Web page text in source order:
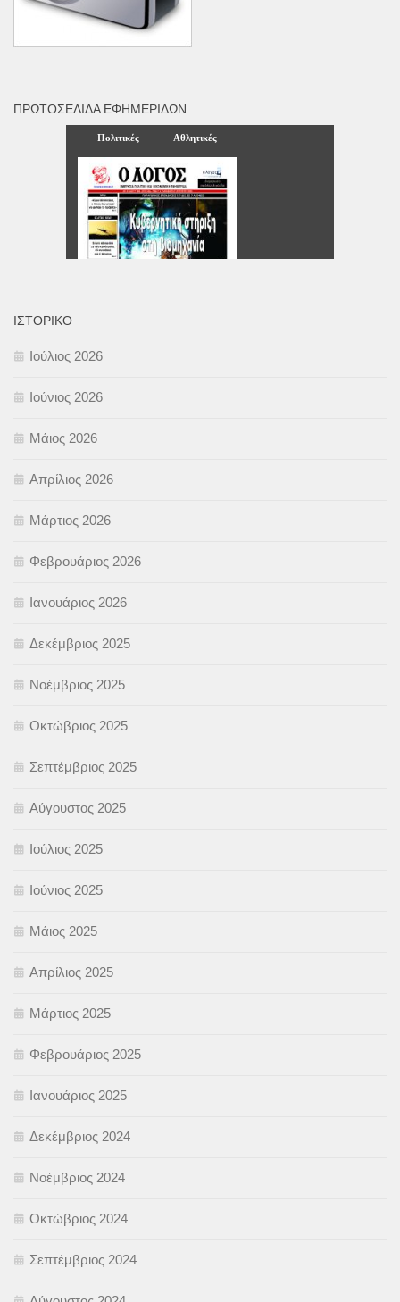
ΠΡΩΤΟΣΈΛΙΔΑ ΕΦΗΜΕΡΊΔΩΝ
ΙΣΤΟΡΙΚΌ
Ιούλιος 2026
Ιούνιος 2026
Μάιος 2026
Απρίλιος 2026
Μάρτιος 2026
Φεβρουάριος 2026
Ιανουάριος 2026
Δεκέμβριος 2025
Νοέμβριος 2025
Οκτώβριος 2025
Σεπτέμβριος 2025
Αύγουστος 2025
Ιούλιος 2025
Ιούνιος 2025
Μάιος 2025
Απρίλιος 2025
Μάρτιος 2025
Φεβρουάριος 2025
Ιανουάριος 2025
Δεκέμβριος 2024
Νοέμβριος 2024
Οκτώβριος 2024
Σεπτέμβριος 2024